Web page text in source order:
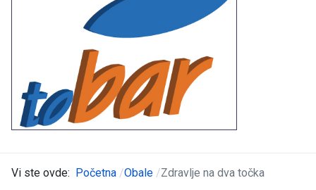
Vi ste ovde: Početna Obale Zdravlje na dva točka